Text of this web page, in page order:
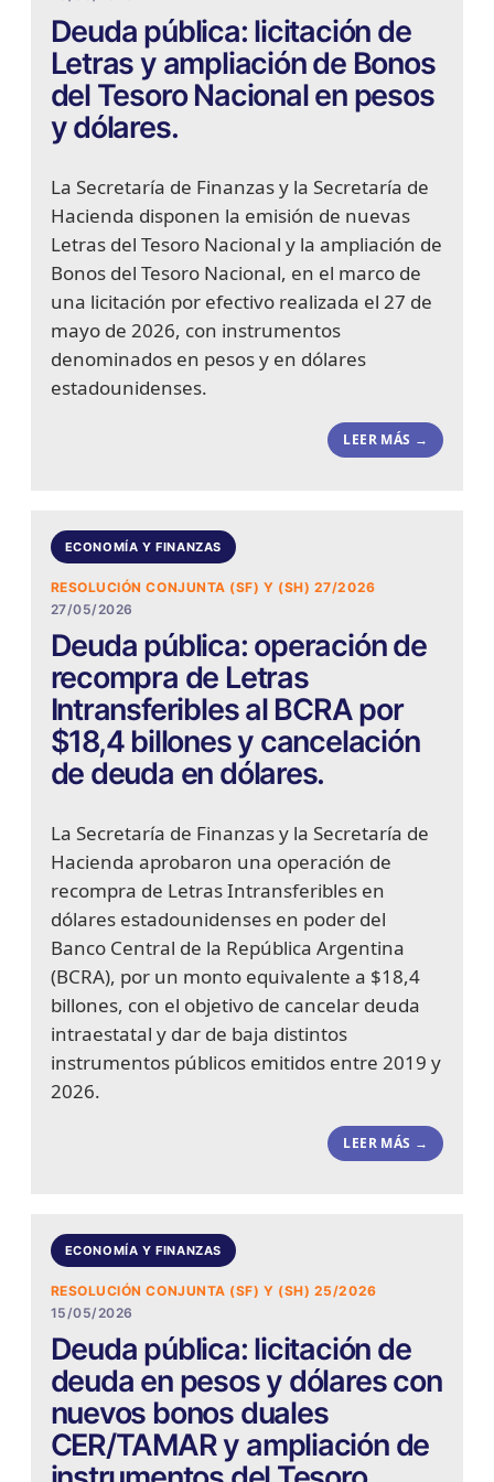
Deuda pública: licitación de
Letras y ampliación de Bonos
del Tesoro Nacional en pesos
y dólares.
La Secretaría de Finanzas y la Secretaría de
Hacienda disponen la emisión de nuevas
Letras del Tesoro Nacional y la ampliación de
Bonos del Tesoro Nacional, en el marco de
una licitación por efectivo realizada el 27 de
mayo de 2026, con instrumentos
denominados en pesos y en dólares
estadounidenses.
LEER MÁS →
ECONOMÍA Y FINANZAS
RESOLUCIÓN CONJUNTA (SF) Y (SH) 27/2026
27/05/2026
Deuda pública: operación de
recompra de Letras
Intransferibles al BCRA por
$18,4 billones y cancelación
de deuda en dólares.
La Secretaría de Finanzas y la Secretaría de
Hacienda aprobaron una operación de
recompra de Letras Intransferibles en
dólares estadounidenses en poder del
Banco Central de la República Argentina
(BCRA), por un monto equivalente a $18,4
billones, con el objetivo de cancelar deuda
intraestatal y dar de baja distintos
instrumentos públicos emitidos entre 2019 y
2026.
LEER MÁS →
ECONOMÍA Y FINANZAS
RESOLUCIÓN CONJUNTA (SF) Y (SH) 25/2026
15/05/2026
Deuda pública: licitación de
deuda en pesos y dólares con
nuevos bonos duales
CER/TAMAR y ampliación de